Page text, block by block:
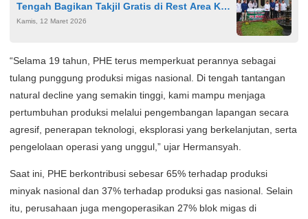
Tengah Bagikan Takjil Gratis di Rest Area KM
116
Kamis, 12 Maret 2026
“Selama 19 tahun, PHE terus memperkuat perannya sebagai
tulang punggung produksi migas nasional. Di tengah tantangan
natural decline yang semakin tinggi, kami mampu menjaga
pertumbuhan produksi melalui pengembangan lapangan secara
agresif, penerapan teknologi, eksplorasi yang berkelanjutan, serta
pengelolaan operasi yang unggul,” ujar Hermansyah.
Saat ini, PHE berkontribusi sebesar 65% terhadap produksi
minyak nasional dan 37% terhadap produksi gas nasional. Selain
itu, perusahaan juga mengoperasikan 27% blok migas di